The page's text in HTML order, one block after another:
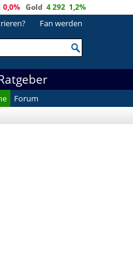
0,0% Gold 4 292 1,2%
Fan werden
Forum